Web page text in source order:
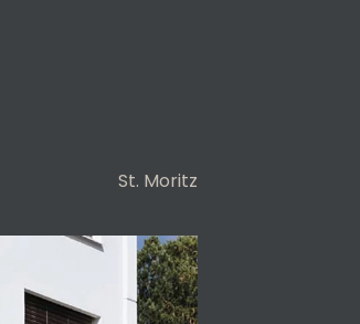
St. Moritz